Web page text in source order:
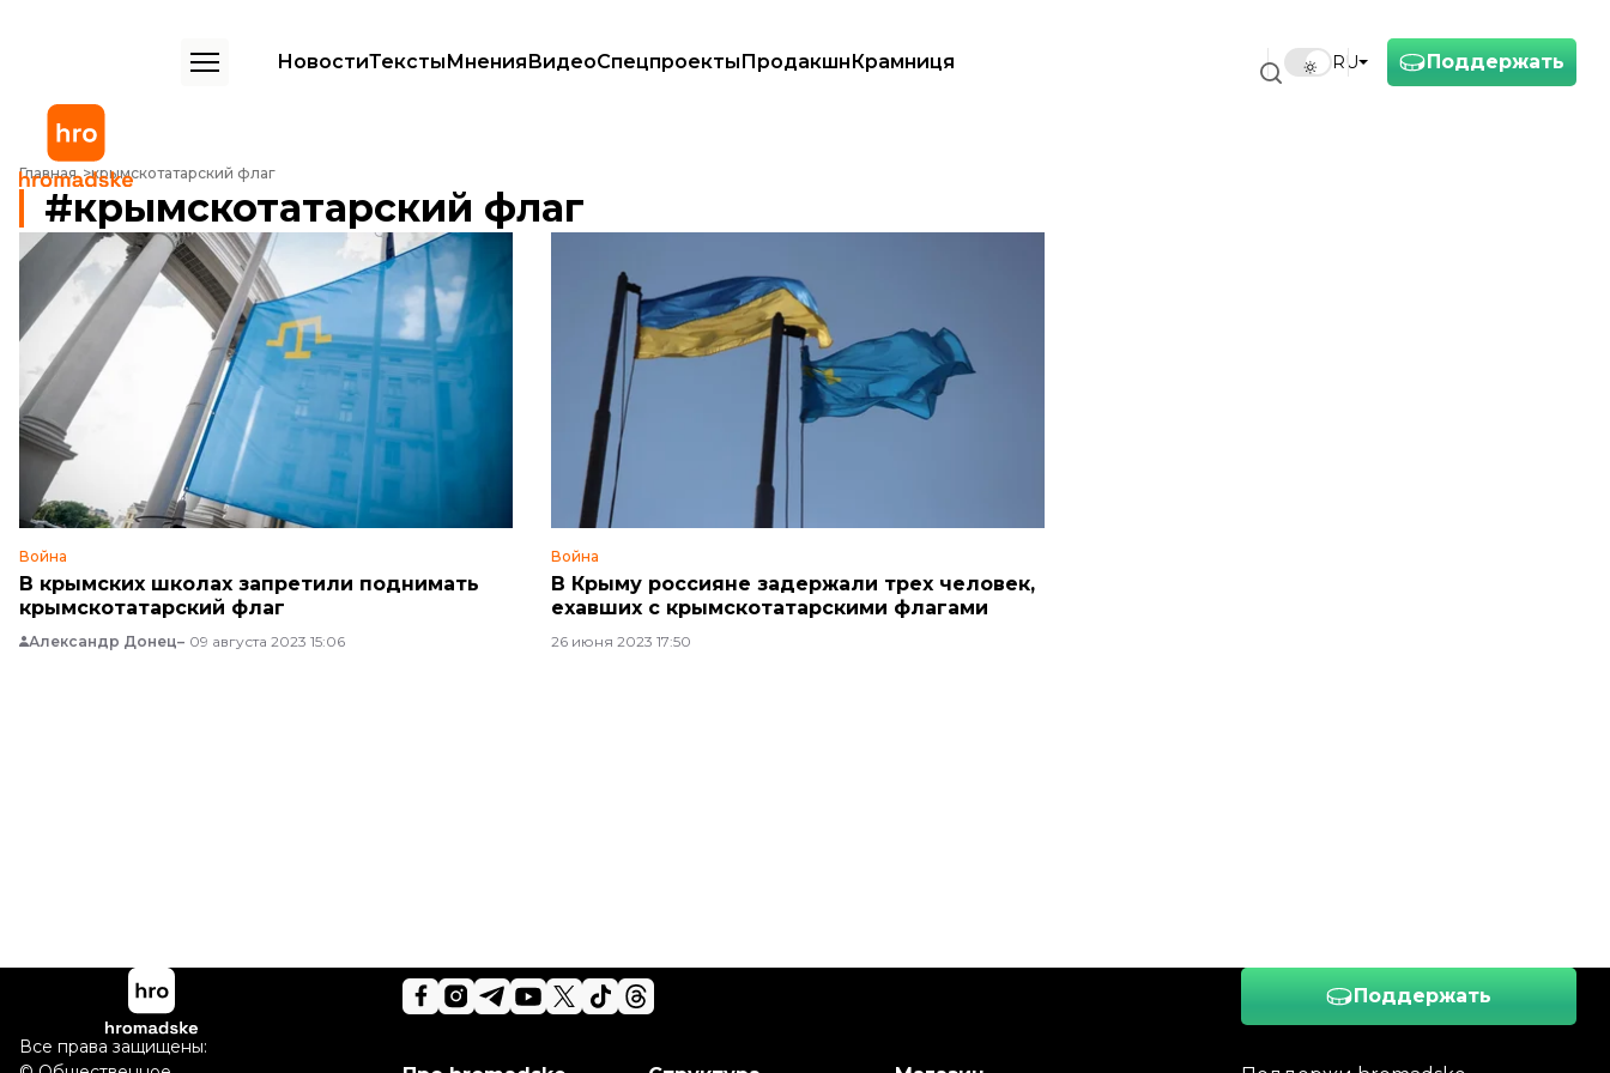
Поддержать
RU
НовостиТекстыМненияВидеоСпецпроектыПродакшнКрамниця
Главная крымскотатарский флаг
крымскотатарский флаг
Война
В крымских школах запретили поднимать
крымскотатарский флаг
Александр Донец 09 августа 2023 15:06
Война
В Крыму россияне задержали трех человек,
ехавших с крымскотатарскими флагами
26 июня 2023 17:50
Поддержать
Все права защищены: